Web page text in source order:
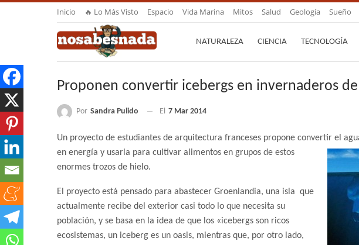
Inicio 🔥 Lo Más Visto Espacio Vida Marina Mitos Salud Geología Sueño
NATURALEZA CIENCIA TECNOLOGÍA
Proponen convertir icebergs en invernaderos
Por Sandra Pulido El 7 Mar 2014
Un proyecto de estudiantes de arquitectura franceses propone convertir el
en energía y usarla para cultivar alimentos en grupos de estos
enormes trozos de hielo.
El proyecto está pensado para abastecer Groenlandia, una isla que
actualmente recibe del exterior casi todo lo que necesita su
población, y se basa en la idea de que los «icebergs son ricos
ecosistemas, un iceberg es un oasis, mientras que, por otro lado,